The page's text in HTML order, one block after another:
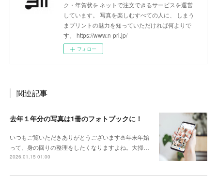
ク・年賀状を ネットで注文できるサービスを運営
しています。 写真を楽しむすべての人に、 しまう
まプリントの魅力を知っていただければ何よりで
す。 https://www.n-pri.jp/
フォロー
関連記事
去年１年分の写真は1冊のフォトブックに！
いつもご覧いただきありがとうございます🎍年末年始
って、身の回りの整理をしたくなりますよね。大掃…
2026.01.15 01:00